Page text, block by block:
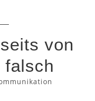
von
falsch